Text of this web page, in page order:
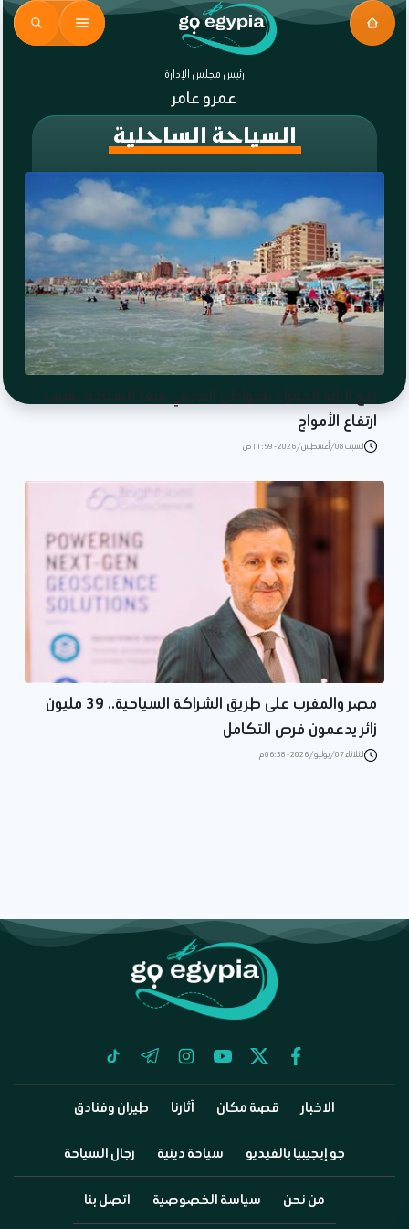
رئيس مجلس الإدارة
عمرو عامر
السياحة الساحلية
رفع الراية الحمراء بشواطئ العجمي منعا للسباحة بسبب
ارتفاع الأمواج
السبت 08/أغسطس/2026 - 11:59 ص
مصر والمغرب على طريق الشراكة السياحية.. 39 مليون
زائر يدعمون فرص التكامل
الثلاثاء 07/يوليو/2026 - 06:38 م
facebook
twitter
youtube
instagram
telegram
tiktok
الاخبار قصة مكان آثارنا طيران وفنادق
جو إيجيبيا بالفيديو سياحة دينية رجال السياحة
من نحن سياسة الخصوصية اتصل بنا